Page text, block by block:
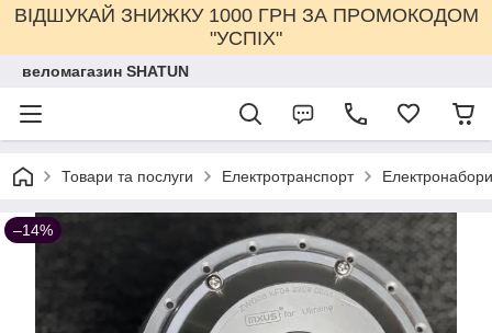
ВІДШУКАЙ ЗНИЖКУ 1000 ГРН ЗА ПРОМОКОДОМ
"УСПІХ"
веломагазин SHATUN
Товари та послуги Електротранспорт Електронабори
–14%